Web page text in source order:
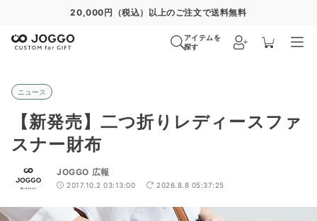
20,000円（税込）以上のご注文で送料無料
アイテムを
探す
ニュース
【新発売】二つ折りレディースファ
スナー財布
JOGGO 広報
2017.10.2 03:13:00 2026.8.8 05:37:25